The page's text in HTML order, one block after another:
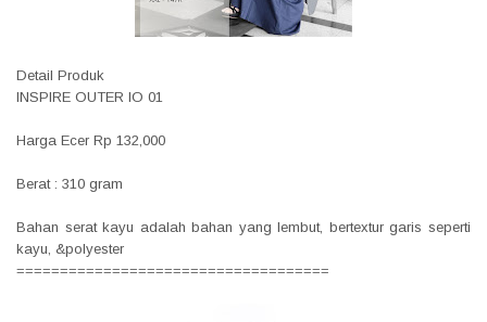
Detail Produk
INSPIRE OUTER IO 01
Harga Ecer Rp 132,000
Berat : 310 gram
Bahan serat kayu adalah bahan yang lembut, bertextur garis seperti
kayu, &polyester
====================================